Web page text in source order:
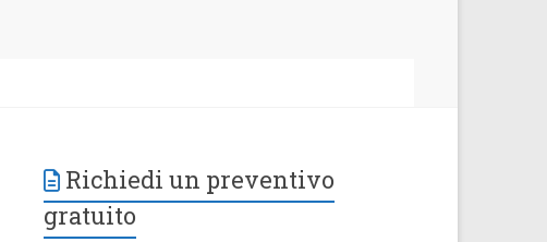
Richiedi un preventivo
gratuito